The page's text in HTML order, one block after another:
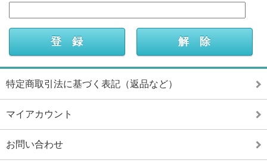
特定商取引法に基づく表記（返品など）
マイアカウント
お問い合わせ